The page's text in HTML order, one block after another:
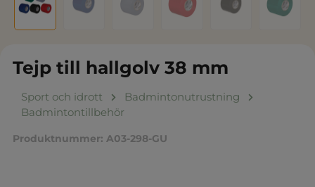
Tejp till hallgolv 38 mm
Sport och idrott
Badmintonutrustning
Badmintontillbehör
Produktnummer: A03-298-GU